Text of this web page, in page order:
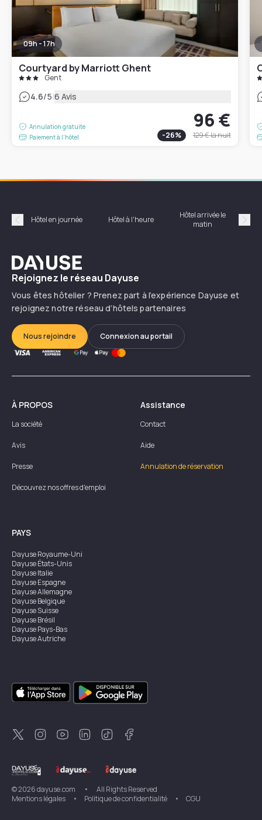
09h - 17h
Courtyard by Marriott Ghent
Gent
4.6/5|6 Avis
Annulation gratuite
Paiement à l'hôtel
96 €
-26% 129 €la nuit
Précédent
Hôtel en journée Hôtel à l'heure
Hôtel arrivée le
matin
Dayuse
Rejoignez le réseau Dayuse
Vous êtes hôtelier ? Prenez part à l’expérience Dayuse et
rejoignez notre réseau d’hôtels partenaires
Nous rejoindre Connexion au portail
À PROPOS
La société
Avis
Presse
Découvrez nos offres d'emploi
Assistance
Contact
Aide
Annulation de réservation
PAYS
DayuseRoyaume-Uni
DayuseÉtats-Unis
DayuseItalie
DayuseEspagne
DayuseAllemagne
DayuseBelgique
DayuseSuisse
DayuseBrésil
DayusePays-Bas
DayuseAutriche
DayuseSingapour
DayuseSuède
DayuseThaïlande
DayuseNouvelle-Zélande
DayuseTurquie
©2026dayuse.com •
All Rights Reserved
Mentions légales
• Politique de confidentialité • CGU